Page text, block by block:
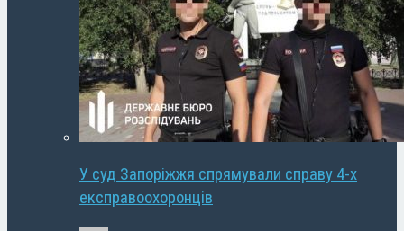
У суд Запоріжжя спрямували справу 4-х
експравоохоронців